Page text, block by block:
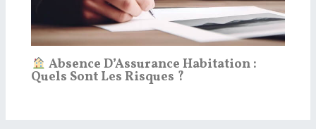
Absence D’Assurance Habitation :
Quels Sont Les Risques ?